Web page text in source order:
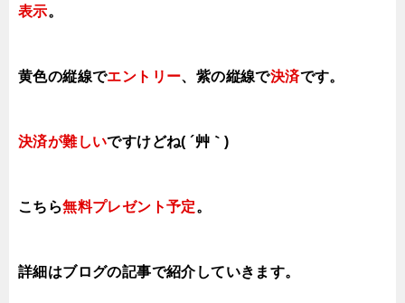
表示。
黄色の縦線でエントリー、紫の縦線で決済です。
決済が難しいですけどね( ´艸｀)
こちら無料プレゼント予定。
詳細はブログの記事で紹介していきます。